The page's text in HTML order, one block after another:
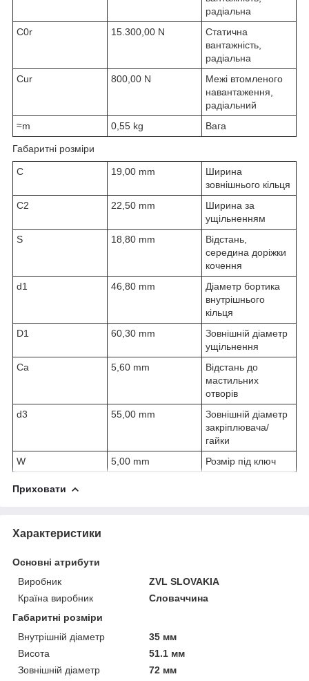
радіальна
C0r 15.300,00 N
Статична
вантажність,
радіальна
Cur 800,00 N
Межі втомленого
навантаження,
радіальний
≈m
0,55 kg Вага
Габаритні розміри
C 19,00 mm
Ширина
зовнішнього кільця
C2 22,50 mm
Ширина за
ущільненням
S
18,80 mm
Відстань,
середина доріжки
кочення
d1 46,80 mm
Діаметр бортика
внутрішнього
кільця
D1 60,30 mm
Зовнішній діаметр
ущільнення
Ca 5,60 mm
Відстань до
мастильних
отворів
d3 55,00 mm
Зовнішній діаметр
закріплювача/
гайки
W
5,00 mm Розмір під ключ
Приховати
Характеристики
Основні атрибути
Виробник
ZVL SLOVAKIA
Країна виробник
Словаччина
Габаритні розміри
Внутрішній діаметр
35 мм
Висота
51.1 мм
Зовнішній діаметр
72 мм